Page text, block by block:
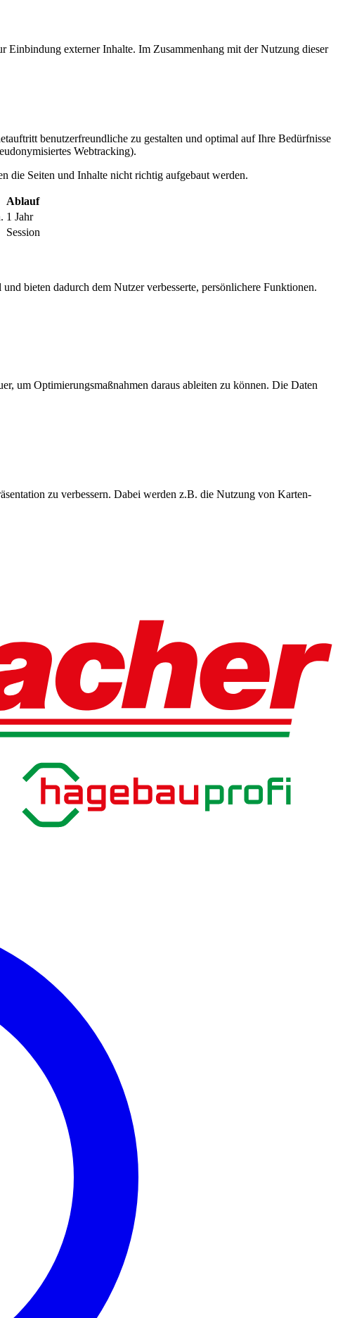
externer Inhalte. Im Zusammenhang mit der Nutzung dieser
benutzerfreundliche zu gestalten und optimal auf Ihre Bedürfnisse
Webtracking).
die Seiten und Inhalte nicht richtig aufgebaut werden.
Ablauf
1 Jahr
Session
bieten dadurch dem Nutzer verbesserte, persönlichere Funktionen.
um Optimierungsmaßnahmen daraus ableiten zu können. Die Daten
zu verbessern. Dabei werden z.B. die Nutzung von Karten-